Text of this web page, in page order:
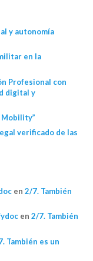
y autonomía
en la
Profesional con
digital y
Mobility”
verificado de las
en 2/7. También
en 2/7. También
También es un